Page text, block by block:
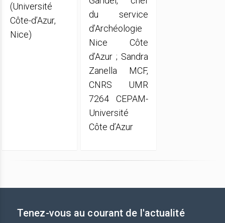
(Université
Côte-d’Azur,
Nice)
du service
d’Archéologie
Nice Côte
d’Azur ; Sandra
Zanella MCF,
CNRS UMR
7264 CEPAM-
Université
Côte d’Azur
Tenez-vous au courant de l'actualité